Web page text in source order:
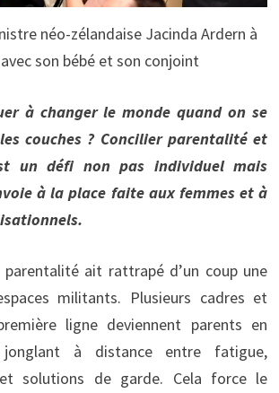
néo-zélandaise Jacinda Ardern à
avec son bébé et son conjoint
à changer le monde quand on se
couches ? Concilier parentalité et
un défi non pas individuel mais
à la place faite aux femmes et à
ait rattrapé d’un coup une
militants. Plusieurs cadres et
ligne deviennent parents en
à distance entre fatigue,
et solutions de garde. Cela force le